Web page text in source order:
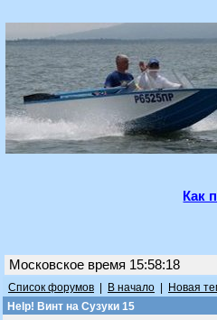
Как
Московское время 15:58:18
Список форумов В начало Новая
Help! Винт на Сузуки 15